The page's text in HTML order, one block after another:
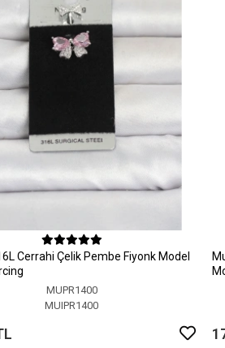
Cerrahi Çelik Pembe Fiyonk Model
MUPR1400
MUIPR1400